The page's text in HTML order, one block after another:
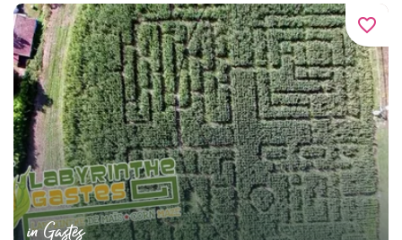
favorite_border
in Gastes